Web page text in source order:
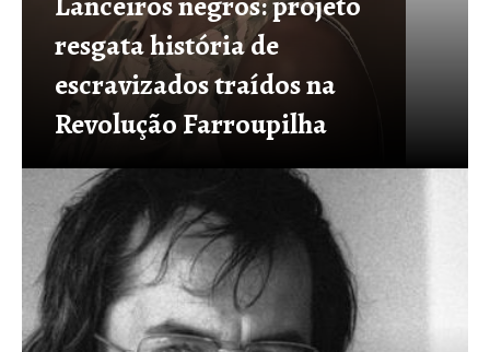
resgata história de
escravizados traídos na
Revolução Farroupilha